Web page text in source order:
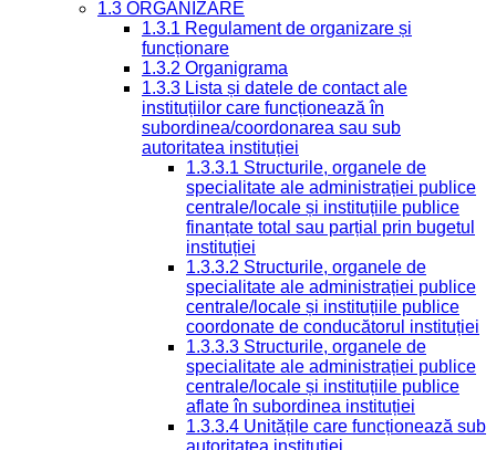
1.3 ORGANIZARE
1.3.1 Regulament de organizare și
funcționare
1.3.2 Organigrama
1.3.3 Lista și datele de contact ale
instituțiilor care funcționează în
subordinea/coordonarea sau sub
autoritatea instituției
1.3.3.1 Structurile, organele de
specialitate ale administrației publice
centrale/locale și instituțiile publice
finanțate total sau parțial prin bugetul
instituției
1.3.3.2 Structurile, organele de
specialitate ale administrației publice
centrale/locale și instituțiile publice
coordonate de conducătorul instituției
1.3.3.3 Structurile, organele de
specialitate ale administrației publice
centrale/locale și instituțiile publice
aflate în subordinea instituției
1.3.3.4 Unitățile care funcționează sub